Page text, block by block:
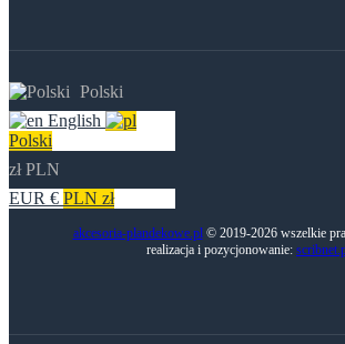
Polski
English
Polski
zł PLN
EUR € PLN zł
akcesoria-plandekowe.pl© 2019-2026 wszelkie
realizacja i pozycjonowanie: